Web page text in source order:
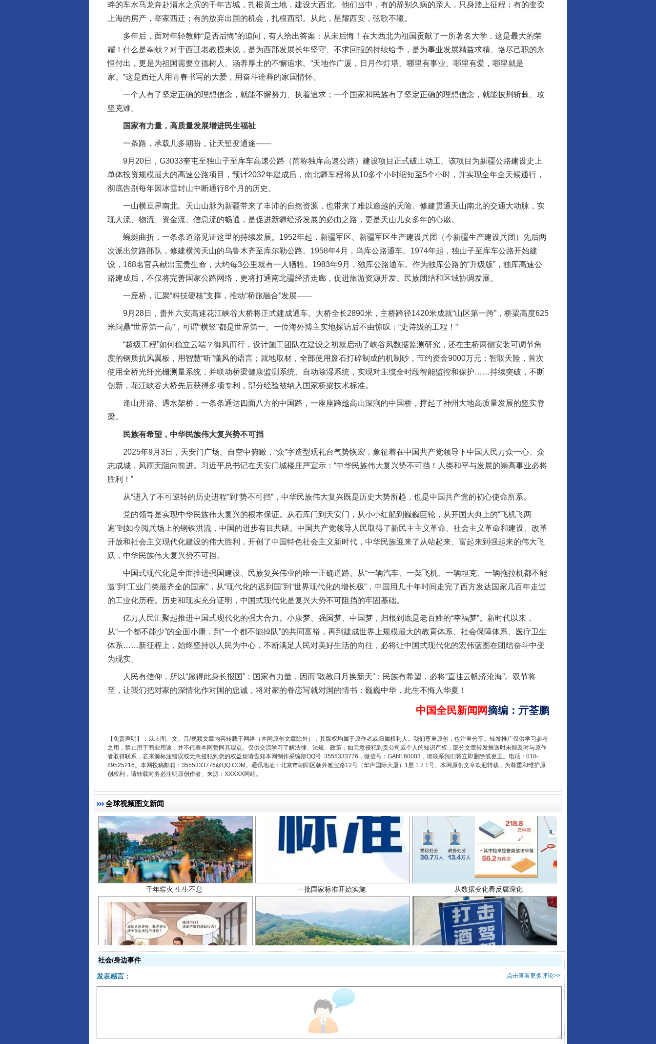
畔的车水马龙奔赴渭水之滨的千年古城，扎根黄土地，建设大西北。他们当中，有的辞别久病的亲人，只身踏上征程；有的变卖
上海的房产，举家西迁；有的放弃出国的机会，扎根西部。从此，星耀西安，弦歌不辍。
多年后，面对年轻教师“是否后悔”的追问，有人给出答案：从未后悔！在大西北为祖国贡献了一所著名大学，这是最大的荣
耀！什么是奉献？对于西迁老教授来说，是为西部发展长年坚守、不求回报的持续给予，是为事业发展精益求精、恪尽己职的永
恒付出，更是为祖国需要立德树人、涵养厚土的不懈追求。“天地作广厦，日月作灯塔。哪里有事业、哪里有爱，哪里就是
家。”这是西迁人用青春书写的大爱，用奋斗诠释的家国情怀。
一个人有了坚定正确的理想信念，就能不懈努力、执着追求；一个国家和民族有了坚定正确的理想信念，就能披荆斩棘、攻
坚克难。
国家有力量，高质量发展增进民生福祉
一条路，承载几多期盼，让天堑变通途——
9月20日，G3033奎屯至独山子至库车高速公路（简称独库高速公路）建设项目正式破土动工。该项目为新疆公路建设史上
单体投资规模最大的高速公路项目，预计2032年建成后，南北疆车程将从10多个小时缩短至5个小时，并实现全年全天候通行，
彻底告别每年因冰雪封山中断通行8个月的历史。
一山横亘界南北。天山山脉为新疆带来了丰沛的自然资源，也带来了难以逾越的天险。修建贯通天山南北的交通大动脉，实
现人流、物流、资金流、信息流的畅通，是促进新疆经济发展的必由之路，更是天山儿女多年的心愿。
蜿蜒曲折，一条条道路见证这里的持续发展。1952年起，新疆军区、新疆军区生产建设兵团（今新疆生产建设兵团）先后两
次派出筑路部队，修建横跨天山的乌鲁木齐至库尔勒公路。1958年4月，乌库公路通车。1974年起，独山子至库车公路开始建
设，168名官兵献出宝贵生命，大约每3公里就有一人牺牲。1983年9月，独库公路通车。作为独库公路的“升级版”，独库高速公
路建成后，不仅将完善国家公路网络，更将打通南北疆经济走廊，促进旅游资源开发、民族团结和区域协调发展。
一座桥，汇聚“科技硬核”支撑，推动“桥旅融合”发展——
9月28日，贵州六安高速花江峡谷大桥将正式建成通车。大桥全长2890米，主桥跨径1420米成就“山区第一跨”，桥梁高度625
米问鼎“世界第一高”，可谓“横竖”都是世界第一。一位海外博主实地探访后不由惊叹：“史诗级的工程！”
“超级工程”如何稳立云端？御风而行，设计施工团队在建设之初就启动了峡谷风数据监测研究，还在主桥两侧安装可调节角
度的钢质抗风翼板，用智慧“听”懂风的语言；就地取材，全部使用废石打碎制成的机制砂，节约资金9000万元；智取天险，首次
使用全桥光纤光栅测量系统，并联动桥梁健康监测系统、自动除湿系统，实现对主缆全时段智能监控和保护……持续突破，不断
创新，花江峡谷大桥先后获得多项专利，部分经验被纳入国家桥梁技术标准。
逢山开路、遇水架桥，一条条通达四面八方的中国路，一座座跨越高山深涧的中国桥，撑起了神州大地高质量发展的坚实脊
梁。
民族有希望，中华民族伟大复兴势不可挡
2025年9月3日，天安门广场。自空中俯瞰，“众”字造型观礼台气势恢宏，象征着在中国共产党领导下中国人民万众一心、众
志成城，风雨无阻向前进。习近平总书记在天安门城楼庄严宣示：“中华民族伟大复兴势不可挡！人类和平与发展的崇高事业必将
胜利！”
从“进入了不可逆转的历史进程”到“势不可挡”，中华民族伟大复兴既是历史大势所趋，也是中国共产党的初心使命所系。
党的领导是实现中华民族伟大复兴的根本保证。从石库门到天安门，从小小红船到巍巍巨轮，从开国大典上的“飞机飞两
遍”到如今阅兵场上的钢铁洪流，中国的进步有目共睹。中国共产党领导人民取得了新民主主义革命、社会主义革命和建设、改革
开放和社会主义现代化建设的伟大胜利，开创了中国特色社会主义新时代，中华民族迎来了从站起来、富起来到强起来的伟大飞
跃，中华民族伟大复兴势不可挡。
中国式现代化是全面推进强国建设、民族复兴伟业的唯一正确道路。从“一辆汽车、一架飞机、一辆坦克、一辆拖拉机都不能
造”到“工业门类最齐全的国家”，从“现代化的迟到国”到“世界现代化的增长极”，中国用几十年时间走完了西方发达国家几百年走过
的工业化历程。历史和现实充分证明，中国式现代化是复兴大势不可阻挡的牢固基础。
亿万人民汇聚起推进中国式现代化的强大合力。小康梦、强国梦、中国梦，归根到底是老百姓的“幸福梦”。新时代以来，
从“一个都不能少”的全面小康，到“一个都不能掉队”的共同富裕，再到建成世界上规模最大的教育体系、社会保障体系、医疗卫生
体系……新征程上，始终坚持以人民为中心，不断满足人民对美好生活的向往，必将让中国式现代化的宏伟蓝图在团结奋斗中变
为现实。
人民有信仰，所以“愿得此身长报国”；国家有力量，因而“敢教日月换新天”；民族有希望，必将“直挂云帆济沧海”。双节将
至，让我们把对家的深情化作对国的忠诚，将对家的眷恋写就对国的情书：巍巍中华，此生不悔入华夏！
中国全民新闻网摘编 ： 亓荃鹏
【免责声明】：以上图、文、音/视频文章内容转载于网络（本网原创文章除外），其版权均属于原作者或归属权利人。我们尊重原创，也注重分享。转发推广仅供学习参考
之用，禁止用于商业用途，并不代表本网赞同其观点。仅供交流学习了解法律、法规、政策，如无意侵犯到贵公司或个人的知识产权，部分文章转发推送时未能及时与原作
者取得联系，若来源标注错误或无意侵犯到您的权益烦请告知本网制作采编部QQ号: 3555333776，微信号：GAN160003，请联系我们将立即删除或更正。电话：010-
89525216。本网投稿邮箱：3555333776@QQ.COM。通讯地址：北京市朝阳区朝外雅宝路12号（华声国际大厦）1层 1 2 1号。本网原创文章欢迎转载，为尊重和维护原
创权利，请转载时务必注明原创作者、来源：XXXXX网站。
全球视频图文新闻
完善运行机制助力责任有效落实 一纸欠条伤亲情 巡回调解促和解.. 行业协会接连发公告
让核能赋能千行百业
千年窑火 生生不息 一批国家标准开始实施 从数据变化看反腐深化
揭开“小金库”的免责幌子
社会/身边事件
点击查看更多评论>>
发表感言：